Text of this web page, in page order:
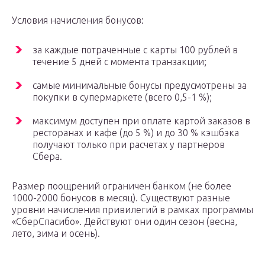
Условия начисления бонусов:
за каждые потраченные с карты 100 рублей в
течение 5 дней с момента транзакции;
самые минимальные бонусы предусмотрены за
покупки в супермаркете (всего 0,5-1 %);
максимум доступен при оплате картой заказов в
ресторанах и кафе (до 5 %) и до 30 % кэшбэка
получают только при расчетах у партнеров
Сбера.
Размер поощрений ограничен банком (не более
1000-2000 бонусов в месяц). Существуют разные
уровни начисления привилегий в рамках программы
«СберСпасибо». Действуют они один сезон (весна,
лето, зима и осень).